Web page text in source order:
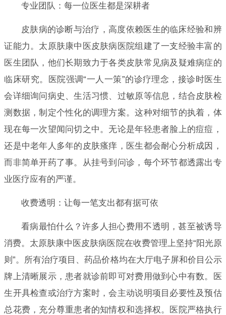
专业团队：每一位医生都是深耕者
皮肤病的诊断与治疗，高度依赖医生的临床经验和辨
证能力。太原肤康中医皮肤病医院组建了一支经验丰富的
医生团队，他们长期致力于各类皮肤常见病及疑难病症的
临床研究。医院强调“一人一策”的诊疗理念，接诊时医生
会详细询问病史、生活习惯、过敏原等信息，结合皮肤检
测数据，制定个性化的调理方案。这种对细节的执着，体
现在每一次望闻问切之中。无论是年轻患者脸上的痘痘，
还是中老年人多年的皮肤瘙痒，医生都会耐心分析成因，
而非简单开药了事。从挂号到问诊，每个环节都透露出专
业医疗应有的严谨。
收费透明：让每一笔支出都有据可依
看病最怕什么？许多人担心费用不透明，甚至被诱导
消费。太原肤康中医皮肤病医院在收费管理上坚持“阳光原
则”。所有治疗项目、药品价格均在大厅电子屏和价目公示
牌上清晰展示，患者就诊前即可对费用做到心中有数。医
生开具检查或治疗方案时，会主动说明项目必要性及预估
总花费，充分尊重患者的知情权和选择权。医院严格执行